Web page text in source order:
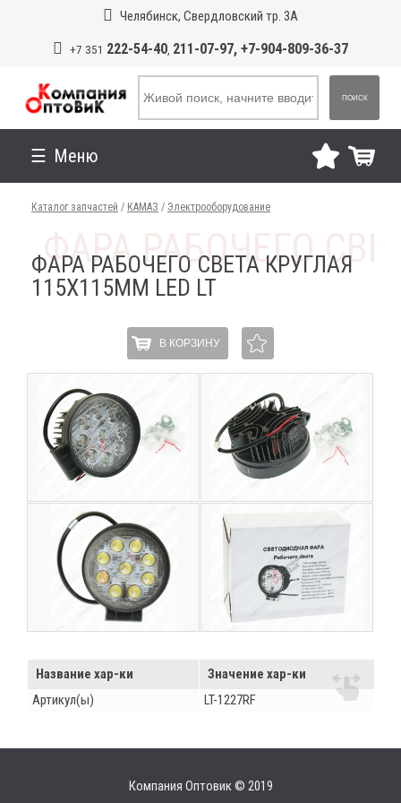
Челябинск, Свердловский тр. 3А
+7 351 222-54-40, 211-07-97, +7-904-809-36-37
ПОИСК
Меню
Каталог запчастей / КАМАЗ / Электрооборудование
ФАРА РАБОЧЕГО СВЕТА КРУГЛАЯ
115Х115ММ LED LT
В КОРЗИНУ
Название хар-ки
Значение хар-ки
Артикул(ы)
LT-1227RF
Компания Оптовик © 2019